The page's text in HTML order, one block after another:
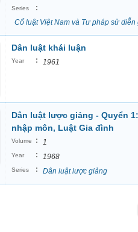
Series
:
Cổ luật Việt Nam và Tư pháp sử diễn
Dân luật khái luận
Year : 1961
Dân luật lược giảng - Quyển
nhập môn, Luật Gia đình
Volume : 1
Year : 1968
Series : Dân luật lược giảng